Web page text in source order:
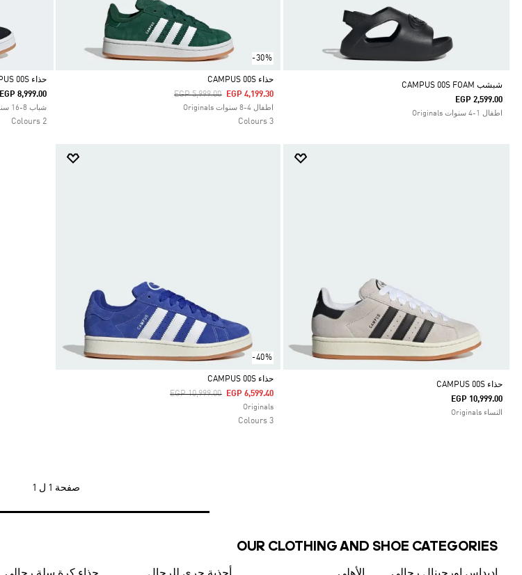
شبشب CAMPUS 00S FOAM
EGP 2,599.00
اطفال 1-4 سنوات Originals
-30%
Selected
حذاء CAMPUS 00S
Price Reduced From
EGP 5,999.00ToEGP 4,199.30
اطفال 4-8 سنوات Originals
3 Colours
Selected
حذاء CAMPUS 00S
EGP 8,999.00
شباب 8-16 سنوات Originals
2 Colours
حذاء CAMPUS 00S
EGP 10,999.00
النساء Originals
-40%
Selected
حذاء CAMPUS 00S
Price Reduced From
EGP 10,999.00ToEGP 6,599.40
Originals
3 Colours
صفحة 1 ل 1
OUR CLOTHING AND SHOE CATEGORIES